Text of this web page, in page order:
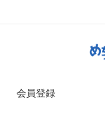
会員登録